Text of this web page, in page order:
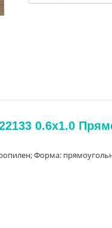
0.6x1.0
Форма: